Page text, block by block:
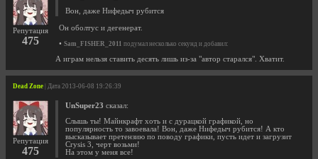
Репутация
475
Вон, даже Нифедыч рубится
Он оболтус и дегенерат.
• Sam_FISHER_2011 подумал несколько секунд и добавил:
А играм нельзя ставить десять лишь из-за "автор старался". Хватит.
Dead Zone | Дата 2013-06-08 19:26:39
Репутация
475
UnSuper23 сказал:
Слышь ты! Майнкрафт хоть и с дурацкой графикой, но
популярность то завоевала! Вон, даже Нифедыч рубится! А кто
высказывает претензию по поводу графики, пусть идет и загрузит
Crysis 3, черт возьми!
На этом у меня все!